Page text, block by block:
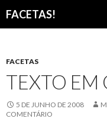
FACETAS!
CONTEÚDO
FACETAS
TEXTO EM
5 DE JUNHO DE 2008
COMENTÁRIO